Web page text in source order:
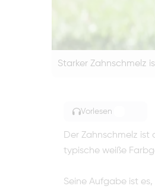
Starker Zahnschmelz
Vorlesen
Der Zahnschmelz ist
typische weiße
Seine Aufgabe ist